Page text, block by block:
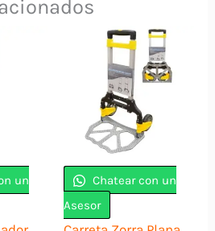
un
Chatear con un
Asesor